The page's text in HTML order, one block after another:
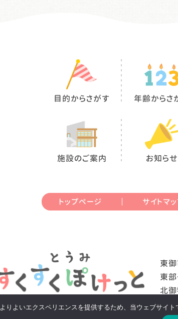
目的からさがす 年齢からさ
施設のご案内 お知らせ
トップページ サイトマ
東
東
北
よりよいエクスペリエンスを提供するため、当ウェブサイ